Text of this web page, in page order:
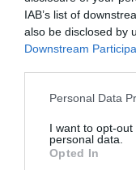
IAB’s list of
also be disclosed by
Downstream
Personal Data
I want to opt-
personal data.
Opted In
Το έργο του David
Sotheby’s το 2020